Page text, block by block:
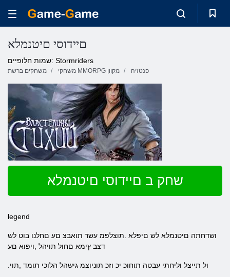
םיידוסי םיטנמלא
שמות חלופיים: Stormriders
משחקים ברשת משחקי MMORPG מקוון פנטזיה
שחק ב םיידוסי םיטנמלא
legend
ושדחתה םיטנמלא לש םיפלא .תוצלפמ עשר תואבצ םע םחלנו בוט לש
דצב ץימא םחול תויהל ,ויפוא םע
.ול תייצל וליחתי עבטה תוחוכ יכ וזכ תוניוצמ גישהל הלוכי תומד ,תוי